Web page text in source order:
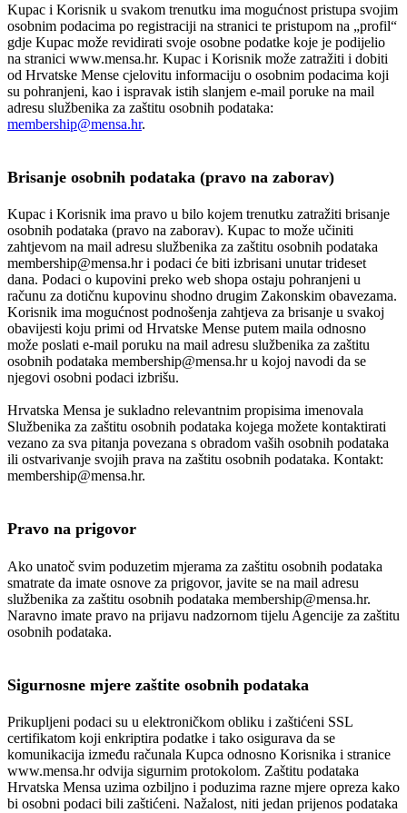
Kupac i Korisnik u svakom trenutku ima mogućnost pristupa svojim
osobnim podacima po registraciji na stranici te pristupom na „profil“
gdje Kupac može revidirati svoje osobne podatke koje je podijelio
na stranici www.mensa.hr. Kupac i Korisnik može zatražiti i dobiti
od Hrvatske Mense cjelovitu informaciju o osobnim podacima koji
su pohranjeni, kao i ispravak istih slanjem e-mail poruke na mail
adresu službenika za zaštitu osobnih podataka:
membership@mensa.hr.
Brisanje osobnih podataka (pravo na zaborav)
Kupac i Korisnik ima pravo u bilo kojem trenutku zatražiti brisanje
osobnih podataka (pravo na zaborav). Kupac to može učiniti
zahtjevom na mail adresu službenika za zaštitu osobnih podataka
membership@mensa.hr i podaci će biti izbrisani unutar trideset
dana. Podaci o kupovini preko web shopa ostaju pohranjeni u
računu za dotičnu kupovinu shodno drugim Zakonskim obavezama.
Korisnik ima mogućnost podnošenja zahtjeva za brisanje u svakoj
obavijesti koju primi od Hrvatske Mense putem maila odnosno
može poslati e-mail poruku na mail adresu službenika za zaštitu
osobnih podataka membership@mensa.hr u kojoj navodi da se
njegovi osobni podaci izbrišu.
Hrvatska Mensa je sukladno relevantnim propisima imenovala
Službenika za zaštitu osobnih podataka kojega možete kontaktirati
vezano za sva pitanja povezana s obradom vaših osobnih podataka
ili ostvarivanje svojih prava na zaštitu osobnih podataka. Kontakt:
membership@mensa.hr.
Pravo na prigovor
Ako unatoč svim poduzetim mjerama za zaštitu osobnih podataka
smatrate da imate osnove za prigovor, javite se na mail adresu
službenika za zaštitu osobnih podataka membership@mensa.hr.
Naravno imate pravo na prijavu nadzornom tijelu Agencije za zaštitu
osobnih podataka.
Sigurnosne mjere zaštite osobnih podataka
Prikupljeni podaci su u elektroničkom obliku i zaštićeni SSL
certifikatom koji enkriptira podatke i tako osigurava da se
komunikacija između računala Kupca odnosno Korisnika i stranice
www.mensa.hr odvija sigurnim protokolom. Zaštitu podataka
Hrvatska Mensa uzima ozbiljno i poduzima razne mjere opreza kako
bi osobni podaci bili zaštićeni. Nažalost, niti jedan prijenos podataka